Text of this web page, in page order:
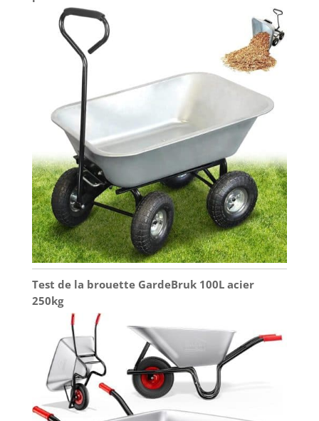
et ne doit manquer sur aucun chantier. Pour
l'utilisation du chariot de transport sur le chantier,
dans l'écurie ou le jardin, vous êtes soutenu par
les longues poignées. RéSISTANT AUX ÉLÉMENTS:
La boue, la pluie et la terre humide ne peuvent
rien faire à la charrette de haute qualité - grâce à
sa cuve en tôle galvanisée, elle est extrêmement
résistante aux intempéries et ne peut donc pas
rouiller. Même si vous devez laisser la brouette
dans le jardin en cas de pluie, cette brouette vous
garantit une longue durée de vie. Confortables et
antidérapants, pour une conduite sûre et sans
blessure sur le gravier, la terre et les gros
équipements. INSTALLATION RAPIDE ET FACILE :
L’installation de la brouette de manutention
MASKO d’une capacité de 100 litres est simple et
rapide - grâce au mode d’emploi fourni, la
brouette est prête en un tour de main. Ainsi, tout
le monde peut faire face à cette tâche. Il est
important de d'abord serrer légèrement toutes les
vis, puis d'aligner à nouveau correctement le bac -
ce n'est qu'alors que vous devez serrer les
supports de manière à ce qu'il n'y ait plus de jeu.
Test de la brouette GardeBruk 100L acier
250kg